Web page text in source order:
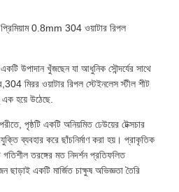
0.8mm 304 ওয়াটার রিপল
উপাদান খুঁজছেন যা আধুনিক সৌন্দর্যের সাথে
মিরর ওয়াটার রিপল স্টেইনলেস স্টীল শীট
এক হয়ে উঠেছে.
পৃষ্ঠটি একটি অনিয়মিত ঢেউয়ের টেক্সচার
ব্যবহার করে ছাঁচনির্মাণ করা হয়। প্রাকৃতিক
তরঙ্গের মত নিদর্শন প্রতিফলিত
একটি মার্জিত চাক্ষুষ অভিজ্ঞতা তৈরি